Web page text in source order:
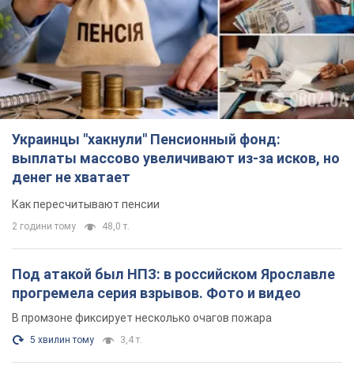
Украинцы "хакнули" Пенсионный фонд:
выплаты массово увеличивают из-за исков, но
денег не хватает
Как пересчитывают пенсии
2 години тому 48,0 т.
Под атакой был НПЗ: в российском Ярославле
прогремела серия взрывов. Фото и видео
В промзоне фиксирует несколько очагов пожара
5 хвилин тому 3,4 т.